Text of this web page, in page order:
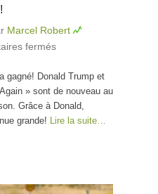
Marcel Robert
fermés
gagné! Donald Trump et
» sont de nouveau au
Grâce à Donald,
grande! Lire la suite…